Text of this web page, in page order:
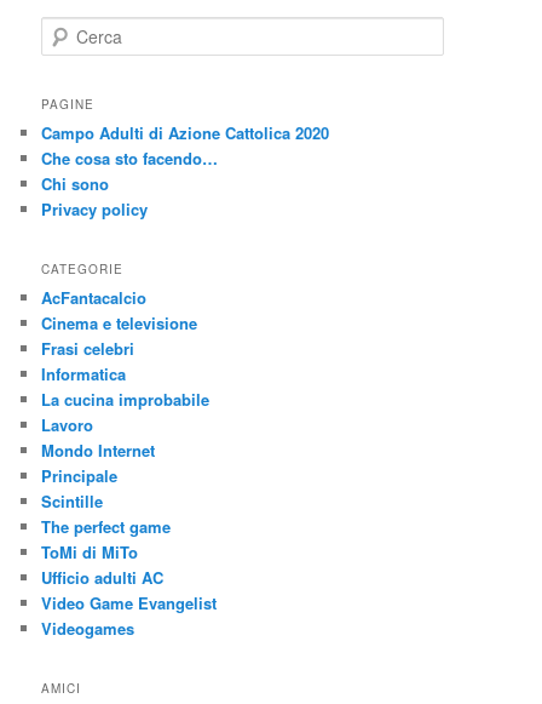
e
c
PAGINE
Campo Adulti di Azione Cattolica 2020
Che cosa sto facendo…
Chi sono
Privacy policy
CATEGORIE
AcFantacalcio
Cinema e televisione
Frasi celebri
Informatica
La cucina improbabile
Lavoro
Mondo Internet
Principale
Scintille
The perfect game
ToMi di MiTo
Ufficio adulti AC
Video Game Evangelist
Videogames
AMICI